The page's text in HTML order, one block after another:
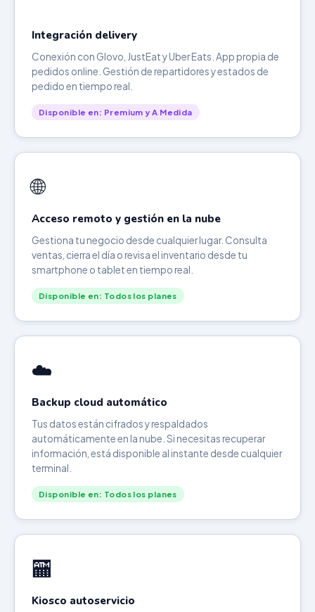
Integración delivery
Conexión con Glovo, JustEat y Uber Eats. App propia de
pedidos online. Gestión de repartidores y estados de
pedido en tiempo real.
Disponible en: Premium y A Medida
🌐
Acceso remoto y gestión en la nube
Gestiona tu negocio desde cualquier lugar. Consulta
ventas, cierra el día o revisa el inventario desde tu
smartphone o tablet en tiempo real.
Disponible en: Todos los planes
☁️
Backup cloud automático
Tus datos están cifrados y respaldados
automáticamente en la nube. Si necesitas recuperar
información, está disponible al instante desde cualquier
terminal.
Disponible en: Todos los planes
🏧
Kiosco autoservicio